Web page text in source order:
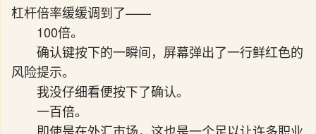
杠杆倍率缓缓调到了——
100倍。
确认键按下的一瞬间，屏幕弹出了一行鲜红色的
风险提示。
我没仔细看便按下了确认。
一百倍。